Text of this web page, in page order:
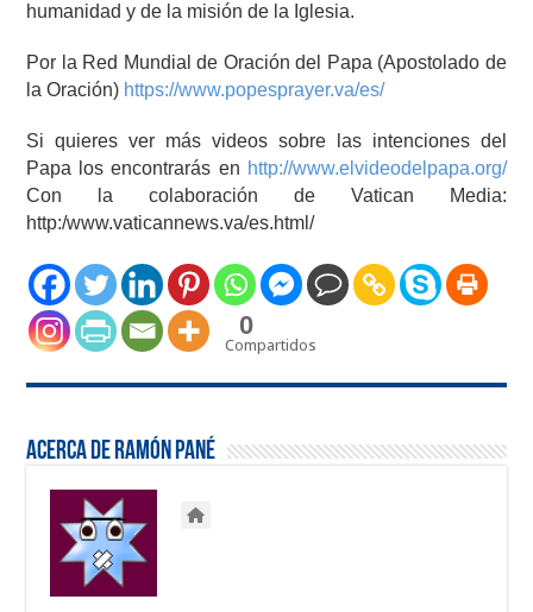
humanidad y de la misión de la Iglesia.
Por la Red Mundial de Oración del Papa (Apostolado de
la Oración) https://www.popesprayer.va/es/
Si quieres ver más videos sobre las intenciones del
Papa los encontrarás en http://www.elvideodelpapa.org/
Con la colaboración de Vatican Media:
http:/www.vaticannews.va/es.html/
0
Compartidos
Acerca de Ramón Pané